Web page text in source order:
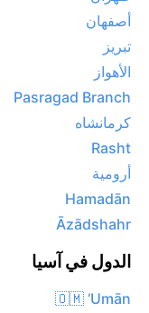
أصفهان
تبريز
الأهواز
Pasragad Branch
كرمانشاه
Rasht
أرومية
Hamadān
Āzādshahr
الدول في آسيا
🇴🇲 ‘Umān